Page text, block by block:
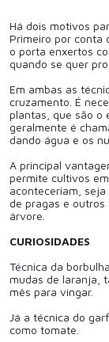
Há dois motivos
Primeiro por conta
o porta enxertos
quando se quer
Em ambas as
cruzamento. É
plantas, que são o
geralmente é
dando água e os
A principal
permite cultivos
aconteceriam,
de pragas e
árvore.
CURIOSIDADES
Técnica da
mudas de laranja,
mês para vingar.
Já a técnica do
como tomate.